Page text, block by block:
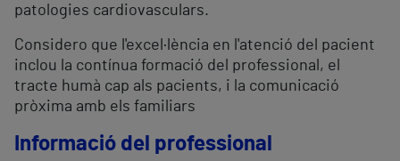
patologies cardiovasculars.
Considero que l'excel·lència en l'atenció del pacient
inclou la contínua formació del professional, el
tracte humà cap als pacients, i la comunicació
pròxima amb els familiars
Informació del professional